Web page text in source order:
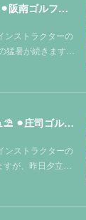
【救済ルールも覚えよう❗️ ⚫︎阪南ゴルフクラブ⛳️】
ンストラクターの
暑が続きます…
【アンブレラフィニッシュ⛱️ ⚫︎庄司ゴルフクラブ⛳️】
ンストラクターの
が、昨日夕立…